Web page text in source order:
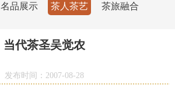
名品展示 茶人茶艺 茶旅融合
当代茶圣吴觉农
发布时间：2007-08-28